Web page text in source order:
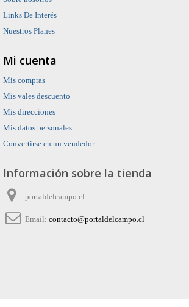
Links De Interés
Nuestros Planes
Mi cuenta
Mis compras
Mis vales descuento
Mis direcciones
Mis datos personales
Convertirse en un vendedor
Información sobre la tienda
portaldelcampo.cl
Email: contacto@portaldelcampo.cl